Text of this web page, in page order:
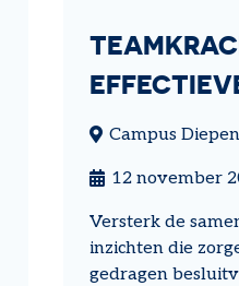
Campus
12 november
Versterk de
inzichten die
gedragen